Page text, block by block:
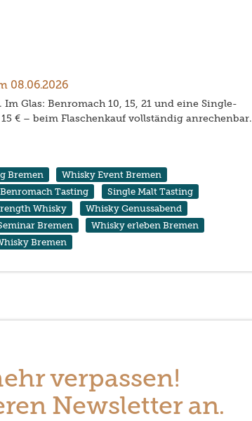
08.06.2026
Glas: Benromach 10, 15, 21 und eine Single-
€ – beim Flaschenkauf vollständig anrechenbar.
Bremen
Whisky Event Bremen
Benromach Tasting
Single Malt Tasting
Whisky
Whisky Genussabend
Bremen
Whisky erleben Bremen
Bremen
verpassen!
Newsletter an.